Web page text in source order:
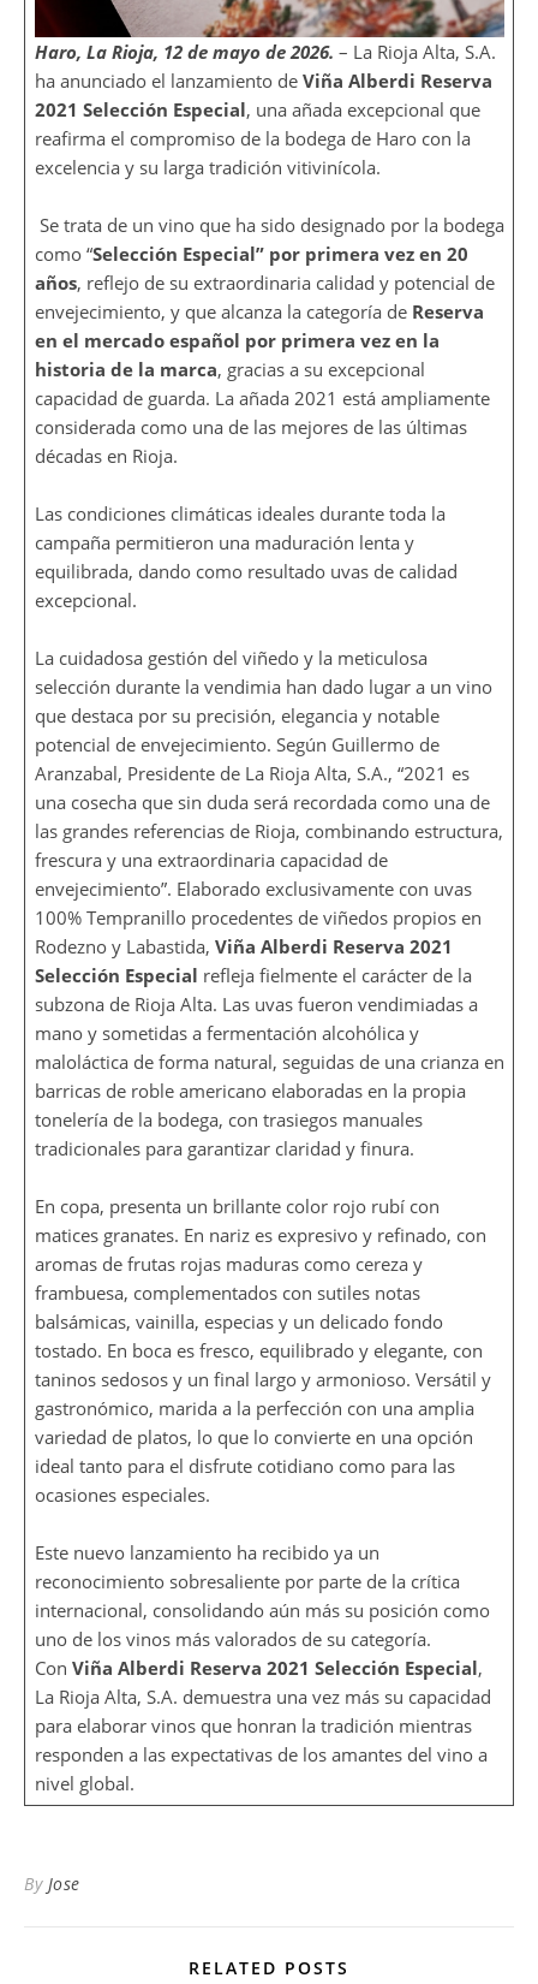
Haro, La Rioja, 12 de mayo de 2026. – La Rioja Alta, S.A.
ha anunciado el lanzamiento de Viña Alberdi Reserva
2021 Selección Especial, una añada excepcional que
reafirma el compromiso de la bodega de Haro con la
excelencia y su larga tradición vitivinícola.
Se trata de un vino que ha sido designado por la bodega
como “Selección Especial” por primera vez en 20
años, reflejo de su extraordinaria calidad y potencial de
envejecimiento, y que alcanza la categoría de Reserva
en el mercado español por primera vez en la
historia de la marca, gracias a su excepcional
capacidad de guarda. La añada 2021 está ampliamente
considerada como una de las mejores de las últimas
décadas en Rioja.
Las condiciones climáticas ideales durante toda la
campaña permitieron una maduración lenta y
equilibrada, dando como resultado uvas de calidad
excepcional.
La cuidadosa gestión del viñedo y la meticulosa
selección durante la vendimia han dado lugar a un vino
que destaca por su precisión, elegancia y notable
potencial de envejecimiento. Según Guillermo de
Aranzabal, Presidente de La Rioja Alta, S.A., “2021 es
una cosecha que sin duda será recordada como una de
las grandes referencias de Rioja, combinando estructura,
frescura y una extraordinaria capacidad de
envejecimiento”. Elaborado exclusivamente con uvas
100% Tempranillo procedentes de viñedos propios en
Rodezno y Labastida, Viña Alberdi Reserva 2021
Selección Especial refleja fielmente el carácter de la
subzona de Rioja Alta. Las uvas fueron vendimiadas a
mano y sometidas a fermentación alcohólica y
maloláctica de forma natural, seguidas de una crianza en
barricas de roble americano elaboradas en la propia
tonelería de la bodega, con trasiegos manuales
tradicionales para garantizar claridad y finura.
En copa, presenta un brillante color rojo rubí con
matices granates. En nariz es expresivo y refinado, con
aromas de frutas rojas maduras como cereza y
frambuesa, complementados con sutiles notas
balsámicas, vainilla, especias y un delicado fondo
tostado. En boca es fresco, equilibrado y elegante, con
taninos sedosos y un final largo y armonioso. Versátil y
gastronómico, marida a la perfección con una amplia
variedad de platos, lo que lo convierte en una opción
ideal tanto para el disfrute cotidiano como para las
ocasiones especiales.
Este nuevo lanzamiento ha recibido ya un
reconocimiento sobresaliente por parte de la crítica
internacional, consolidando aún más su posición como
uno de los vinos más valorados de su categoría.
Con Viña Alberdi Reserva 2021 Selección Especial,
La Rioja Alta, S.A. demuestra una vez más su capacidad
para elaborar vinos que honran la tradición mientras
responden a las expectativas de los amantes del vino a
nivel global.
By Jose
RELATED POSTS